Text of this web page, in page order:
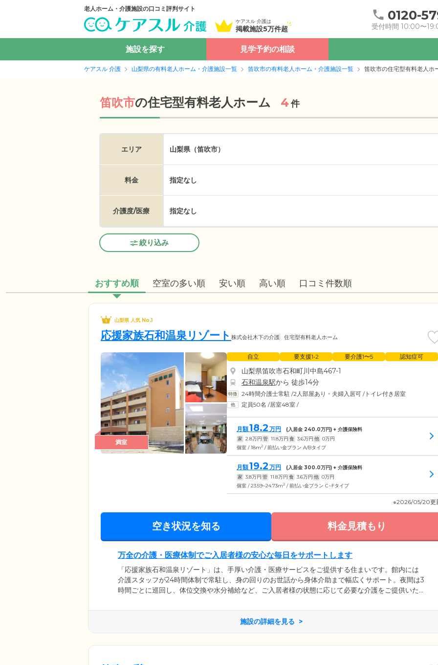
老人ホーム・介護施設の口コミ評判サイト
ケアスル 介護は
掲載施設5万件超
0120-
受付時間 10:00〜
施設を探す 見学予約の相談
ケアスル 介護 山梨県の有料老人ホーム・介護施設一覧 笛吹市の有料老人ホーム・介護施設一覧 笛吹市の住宅型有料老人ホ
笛吹市の住宅型有料老人ホーム 4件
エリア 山梨県（笛吹市）
料金 指定なし
介護度/医療 指定なし
絞り込み
おすすめ順 空室の多い順 安い順 高い順 口コミ件数順
山梨県 人気 No.1
応援家族石和温泉リゾート 株式会社木下の介護 住宅型有料老人ホーム
満室
自立 要支援1•2 要介護1〜5 認知症可
山梨県笛吹市石和町川中島467-1
石和温泉駅から 徒歩14分
24時間介護士常駐 /2人部屋あり・夫婦入居可 /トイレ付き居室
定員50名 /居室48室 /
月額18.2 万円 (入居金 240.0万円) + 介護保険料
家 2.8万円 管 11.8万円 食 3.6万円 他 0万円
個室 / 18m2 / 前払い金プラン A/Bタイプ
月額19.2 万円 (入居金 300.0万円) + 介護保険料
家 3.8万円 管 11.8万円 食 3.6万円 他 0万円
個室 / 23.59~24.73m2 / 前払い金プラン C~Fタイプ
※2026/05/20更
空き状況を知る 料金見積もり
万全の介護・医療体制でご入居者様の安心な毎日をサポートします
「応援家族石和温泉リゾート」は、手厚い介護・医療サービスをご提供する住まいです。館内には
介護スタッフが24時間体制で常駐し、身の回りのお世話から身体介助まで幅広くサポート。夜間は3
時間ごとに巡回し、体位交換や水分補給など、ご入居者様の状態に応じて必要な介護をご提供いた
服用されている方の飲み忘れや飲みすぎを防いでいます。そのほか、万が一ご入居者様のお体に異
変があった場合には、協力医療機関と連携し迅速に対応。お体にご不安のある方や基礎疾患のある
施設の詳細を見る